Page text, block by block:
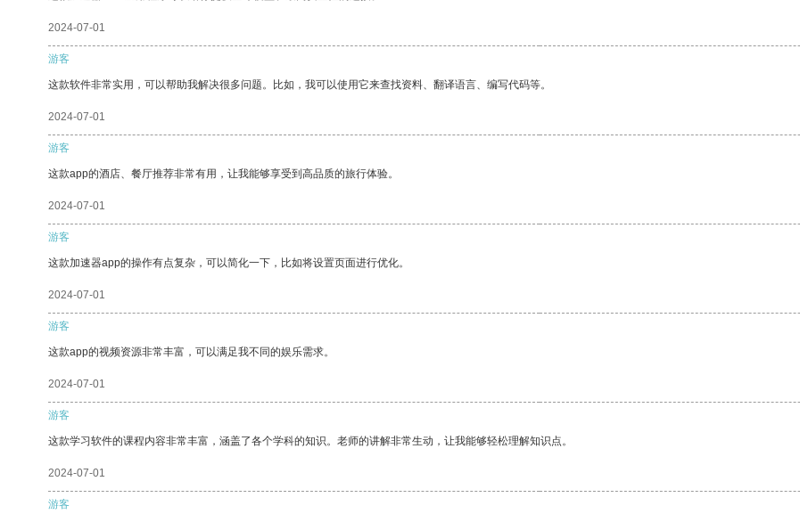
2024-07-01
游客
这款软件非常实用，可以帮助我解决很多问题。比如，我可以使用它来查找资料、翻译语言、编写代码等。
2024-07-01
游客
这款app的酒店、餐厅推荐非常有用，让我能够享受到高品质的旅行体验。
2024-07-01
游客
这款加速器app的操作有点复杂，可以简化一下，比如将设置页面进行优化。
2024-07-01
游客
这款app的视频资源非常丰富，可以满足我不同的娱乐需求。
2024-07-01
游客
这款学习软件的课程内容非常丰富，涵盖了各个学科的知识。老师的讲解非常生动，让我能够轻松理解知识点。
2024-07-01
游客